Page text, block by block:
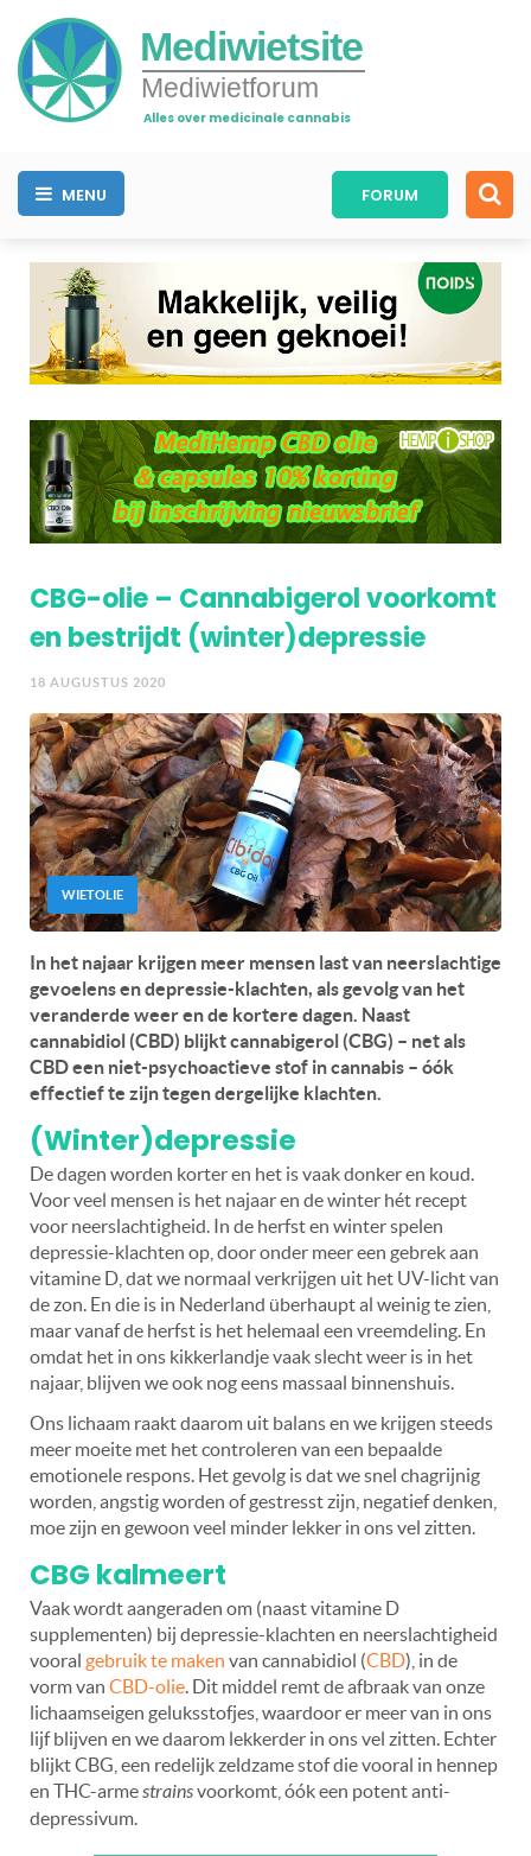
Mediwietsite
Mediwietforum
Alles over medicinale cannabis
MENU FORUM
CBG-olie – Cannabigerol voorkomt
en bestrijdt (winter)depressie
18 AUGUSTUS 2020
WIETOLIE
In het najaar krijgen meer mensen last van neerslachtige
gevoelens en depressie-klachten, als gevolg van het
veranderde weer en de kortere dagen. Naast
cannabidiol (CBD) blijkt cannabigerol (CBG) – net als
CBD een niet-psychoactieve stof in cannabis – óók
effectief te zijn tegen dergelijke klachten.
(Winter)depressie
De dagen worden korter en het is vaak donker en koud.
Voor veel mensen is het najaar en de winter hét recept
voor neerslachtigheid. In de herfst en winter spelen
depressie-klachten op, door onder meer een gebrek aan
vitamine D, dat we normaal verkrijgen uit het UV-licht van
de zon. En die is in Nederland überhaupt al weinig te zien,
maar vanaf de herfst is het helemaal een vreemdeling. En
omdat het in ons kikkerlandje vaak slecht weer is in het
najaar, blijven we ook nog eens massaal binnenshuis.
Ons lichaam raakt daarom uit balans en we krijgen steeds
meer moeite met het controleren van een bepaalde
emotionele respons. Het gevolg is dat we snel chagrijnig
worden, angstig worden of gestresst zijn, negatief denken,
moe zijn en gewoon veel minder lekker in ons vel zitten.
CBG kalmeert
Vaak wordt aangeraden om (naast vitamine D
supplementen) bij depressie-klachten en neerslachtigheid
vooral gebruik te maken van cannabidiol (CBD), in de
vorm van CBD-olie. Dit middel remt de afbraak van onze
lichaamseigen geluksstofjes, waardoor er meer van in ons
lijf blijven en we daarom lekkerder in ons vel zitten. Echter
blijkt CBG, een redelijk zeldzame stof die vooral in hennep
en THC-armestrainsvoorkomt, óók een potent anti-
depressivum.